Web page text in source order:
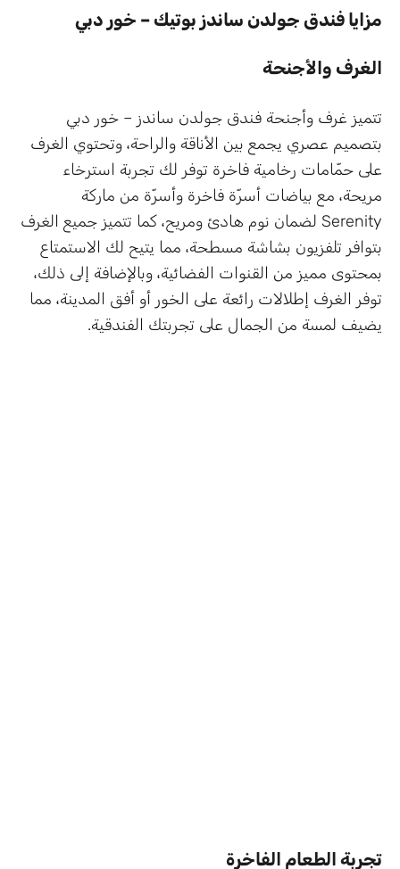
مزايا فندق جولدن ساندز بوتيك – خور دبي
الغرف والأجنحة
تتميز غرف وأجنحة فندق جولدن ساندز – خور دبي
بتصميم عصري يجمع بين الأناقة والراحة، وتحتوي الغرف
على حمّامات رخامية فاخرة توفر لك تجربة استرخاء
مريحة، مع بياضات أسرّة فاخرة وأسرّة من ماركة
Serenity لضمان نوم هادئ ومريح، كما تتميز جميع الغرف
بتوافر تلفزيون بشاشة مسطحة، مما يتيح لك الاستمتاع
بمحتوى مميز من القنوات الفضائية، وبالإضافة إلى ذلك،
توفر الغرف إطلالات رائعة على الخور أو أفق المدينة، مما
يضيف لمسة من الجمال على تجربتك الفندقية.
تجربة الطعام الفاخرة